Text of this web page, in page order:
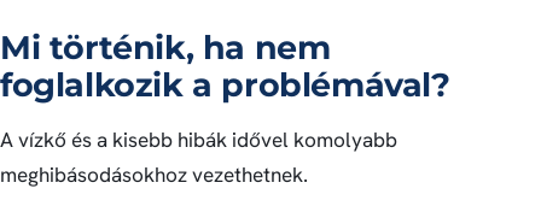
Mi történik, ha nem
foglalkozik a problémával?
A vízkő és a kisebb hibák idővel komolyabb
meghibásodásokhoz vezethetnek.